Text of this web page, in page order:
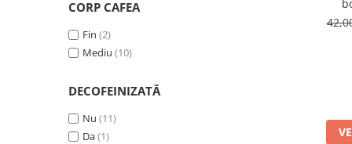
Capsule de Cafea
Cafea macinata
CORP CAFEA
Fin (2)
Mediu (10)
DECOFEINIZATĂ
Nu (11)
Da(1)